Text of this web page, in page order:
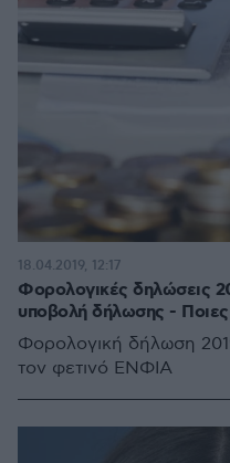
Φορολογικές δηλώσεις
υποβολή δήλωσης - Ποιες
Φορολογική δήλωση
τον φετινό ΕΝΦΙΑ
18.04.2019, 12:17